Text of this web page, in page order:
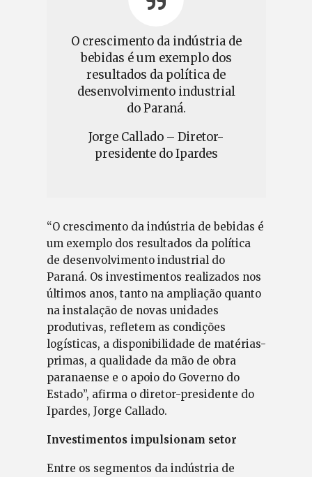
O crescimento da indústria de
bebidas é um exemplo dos
resultados da política de
desenvolvimento industrial
do Paraná.
Jorge Callado – Diretor-
presidente do Ipardes
“O crescimento da indústria de bebidas é
um exemplo dos resultados da política
de desenvolvimento industrial do
Paraná. Os investimentos realizados nos
últimos anos, tanto na ampliação quanto
na instalação de novas unidades
produtivas, refletem as condições
logísticas, a disponibilidade de matérias-
primas, a qualidade da mão de obra
paranaense e o apoio do Governo do
Estado”, afirma o diretor-presidente do
Ipardes, Jorge Callado.
Investimentos impulsionam setor
Entre os segmentos da indústria de